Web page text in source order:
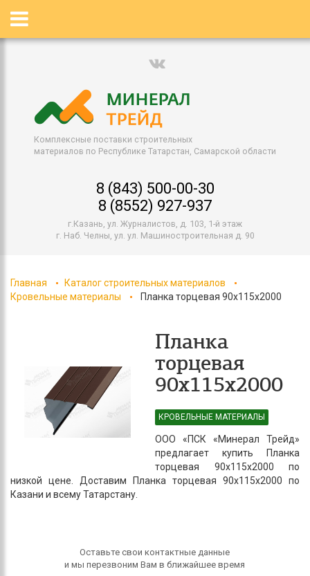
Комплексные поставки строительных
материалов по Республике Татарстан, Самарской области
8 (843) 500-00-30
8 (8552) 927-937
г.Казань, ул. Журналистов, д. 103, 1-й этаж
г. Наб. Челны, ул. ул. Машиностроительная д. 90
Главная
Каталог строительных материалов
Кровельные материалы
Планка торцевая 90х115х2000
Планка
торцевая
90х115х2000
КРОВЕЛЬНЫЕ МАТЕРИАЛЫ
ООО «ПСК «Минерал Трейд»
предлагает купить Планка
торцевая 90х115х2000 по
низкой цене. Доставим Планка торцевая 90х115х2000 по
Казани и всему Татарстану.
Оставьте свои контактные данные
и мы перезвоним Вам в ближайшее время